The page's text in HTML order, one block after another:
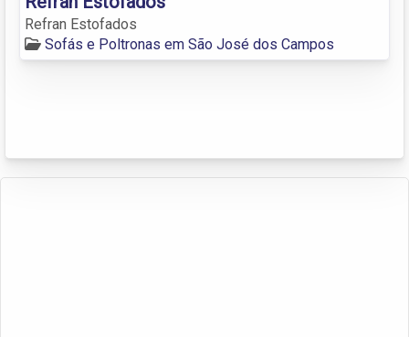
Refran Estofados
Sofás e Poltronas em São José dos Campos